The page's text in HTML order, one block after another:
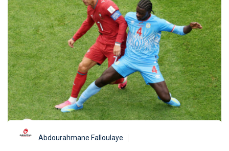
Abdourahmane Falloulaye